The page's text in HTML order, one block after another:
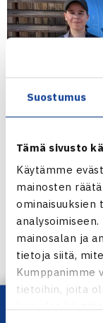
Suostumus
Tämä sivusto
Käytämme
mainosten
ominaisuuksien
analysoimiseen.
mainosalan ja
tietoja siitä,
Kumppanimme
tietoihin, joita